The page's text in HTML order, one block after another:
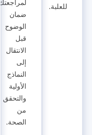
للعلبة.
لمراجعتك,
ضمان
الوضوح
قبل
الانتقال
إلى
النماذج
الأولية
والتحقق
من
الصحة.